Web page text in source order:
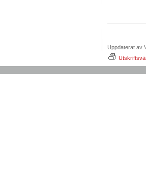
Uppdaterat av